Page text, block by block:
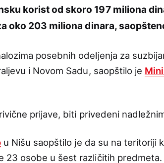
korist od skoro 197 miliona
oko 203 miliona dinara,
posebnih odeljenja za
i Novom Sadu, saopštilo je
prijave, biti privedeni
u Nišu saopštilo je da su na teritoriji
23 osobe u šest različitih predmeta.